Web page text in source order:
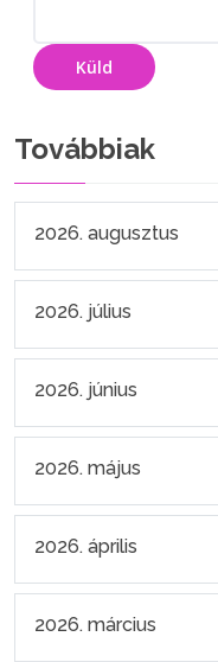
Küld
Továbbiak
2026. augusztus
2026. július
2026. június
2026. május
2026. április
2026. március